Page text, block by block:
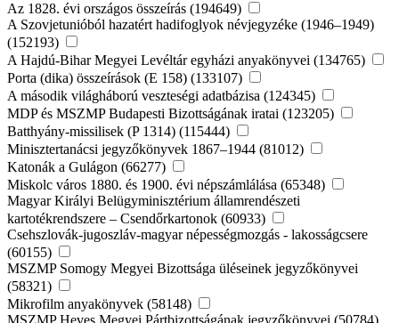
Az 1828. évi országos összeírás (194649)
A Szovjetunióból hazatért hadifoglyok névjegyzéke (1946–1949)
(152193)
A Hajdú-Bihar Megyei Levéltár egyházi anyakönyvei (134765)
Porta (dika) összeírások (E 158) (133107)
A második világháború veszteségi adatbázisa (124345)
MDP és MSZMP Budapesti Bizottságának iratai (123205)
Batthyány-missilisek (P 1314) (115444)
Minisztertanácsi jegyzőkönyvek 1867–1944 (81012)
Katonák a Gulágon (66277)
Miskolc város 1880. és 1900. évi népszámlálása (65348)
Magyar Királyi Belügyminisztérium államrendészeti
kartotékrendszere – Csendőrkartonok (60933)
Csehszlovák-jugoszláv-magyar népességmozgás - lakosságcsere
(60155)
MSZMP Somogy Megyei Bizottsága üléseinek jegyzőkönyvei
(58321)
Mikrofilm anyakönyvek (58148)
MSZMP Heves Megyei Pártbizottságának jegyzőkönyvei (50784)